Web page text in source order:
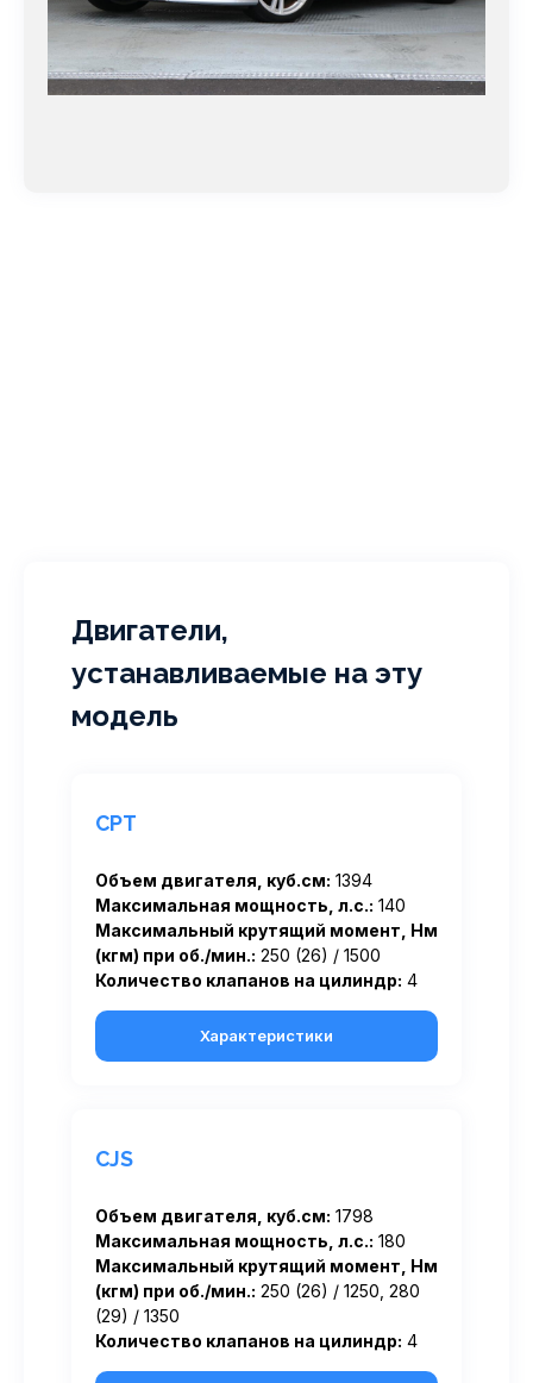
Двигатели,
устанавливаемые на эту
модель
CPT
Объем двигателя, куб.см: 1394
Максимальная мощность, л.с.: 140
Максимальный крутящий момент, Нм
(кгм) при об./мин.: 250 (26) / 1500
Количество клапанов на цилиндр: 4
Характеристики
CJS
Объем двигателя, куб.см: 1798
Максимальная мощность, л.с.: 180
Максимальный крутящий момент, Нм
(кгм) при об./мин.: 250 (26) / 1250, 280
(29) / 1350
Количество клапанов на цилиндр: 4